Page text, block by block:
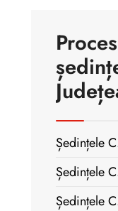
Ședințele
Ședințele
Ședințele